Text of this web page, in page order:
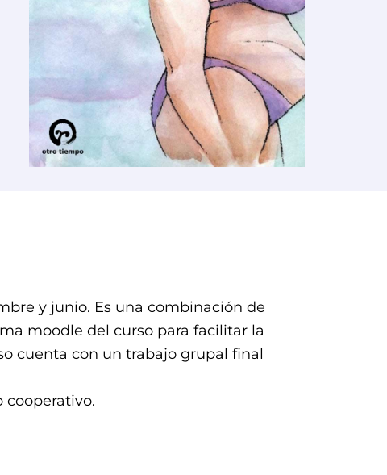
y junio. Es una combinación de
moodle del curso para facilitar la
cuenta con un trabajo grupal final
cooperativo.